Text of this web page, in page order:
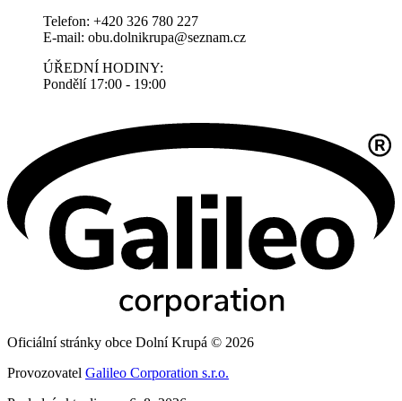
Telefon: +420 326 780 227
E-mail: obu.dolnikrupa@seznam.cz
ÚŘEDNÍ HODINY:
Pondělí 17:00 - 19:00
Oficiální stránky obce Dolní Krupá © 2026
Provozovatel Galileo Corporation s.r.o.